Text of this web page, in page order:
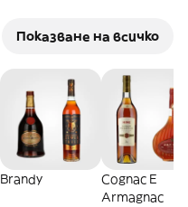
Показване на всичко
Brandy
Cognac E
Armagnac